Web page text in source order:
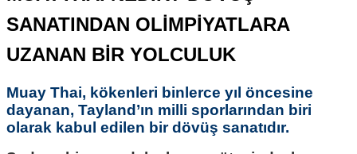
SANATINDAN OLİMPİYATLARA
UZANAN BİR YOLCULUK
Muay Thai, kökenleri binlerce yıl öncesine
dayanan, Tayland’ın milli sporlarından biri
olarak kabul edilen bir dövüş sanatıdır.